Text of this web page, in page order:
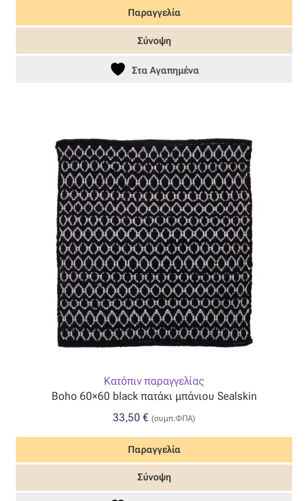
Παραγγελία
Σύνοψη
Στα Αγαπημένα
Κατόπιν παραγγελίας
Boho 60×60 black πατάκι μπάνιου Sealskin
33,50 € (συμπ.ΦΠΑ)
Παραγγελία
Σύνοψη